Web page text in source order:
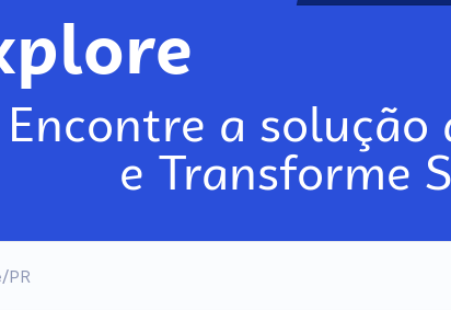
Explore
Encontre a solução
e Transforme